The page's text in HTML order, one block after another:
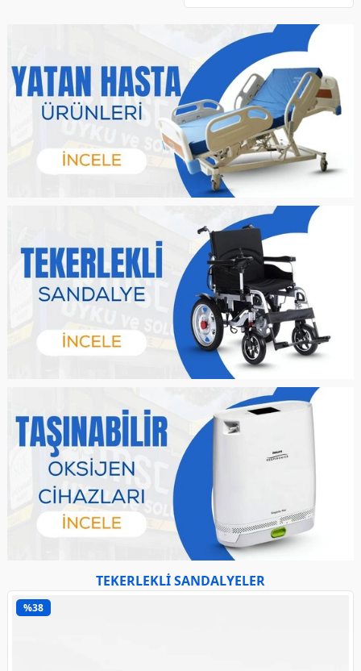
TEKERLEKLİ SANDALYELER
%38